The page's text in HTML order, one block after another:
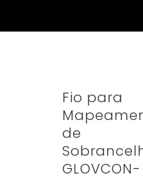
Fio para
de